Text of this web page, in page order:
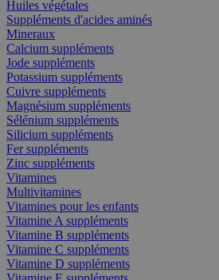
Huiles végétales
Suppléments d'acides aminés
Mineraux
Calcium suppléments
Jode suppléments
Potassium suppléments
Cuivre suppléments
Magnésium suppléments
Sélénium suppléments
Silicium suppléments
Fer suppléments
Zinc suppléments
Vitamines
Multivitamines
Vitamines pour les enfants
Vitamine A suppléments
Vitamine B suppléments
Vitamine C suppléments
Vitamine D suppléments